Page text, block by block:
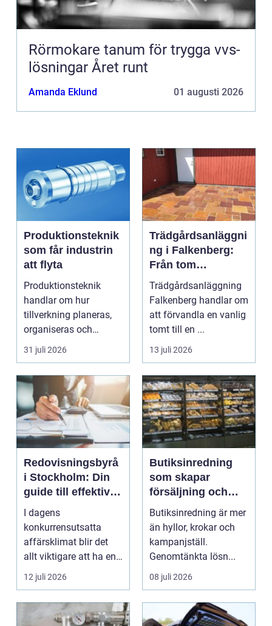
Rörmokare tanum för trygga vvs-
lösningar Året runt
Amanda Eklund 01 augusti 2026
Produktionsteknik
som får industrin
att flyta
Produktionsteknik
handlar om hur
tillverkning planeras,
organiseras och
genomförs i praktiken.
Fokus...
31 juli 2026
Trädgårdsanläggni
ng i Falkenberg:
Från tom
gräsmatta till
genomtänkt helhet
Trädgårdsanläggning
Falkenberg handlar om
att förvandla en vanlig
tomt till en ...
13 juli 2026
Redovisningsbyrå
i Stockholm: Din
guide till effektiv
redovisning i
Stockholm
I dagens
konkurrensutsatta
affärsklimat blir det
allt viktigare att ha en
redovisningsbyrå...
12 juli 2026
Butiksinredning
som skapar
försäljning och
trivsel
Butiksinredning är mer
än hyllor, krokar och
kampanjställ.
Genomtänkta lösn...
08 juli 2026